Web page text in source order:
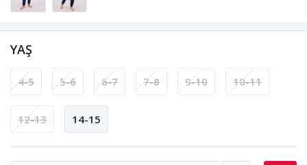
YAŞ
4-5 5-6 6-7 7-8 9-10 10-11
12-13 14-15